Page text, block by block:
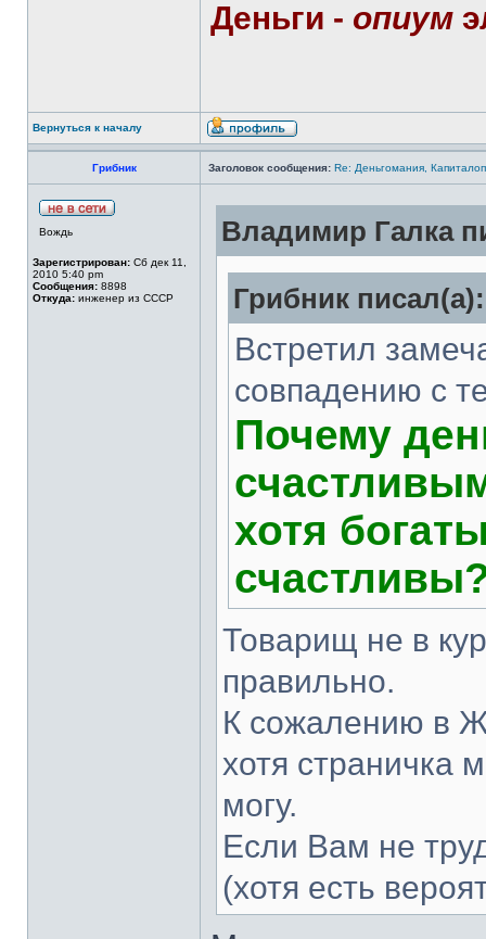
Деньги - опиум
Вернуться к началу
Грибник Заголовок сообщения: Re: Деньгомания,
Вождь
Зарегистрирован: Сб дек 11,
2010 5:40 pm
Сообщения: 8898
Откуда: инженер из СССР
Владимир Галка
Грибник писал(а):
Встретил
совпадению с
Почему
хотя
Товарищ не в
правильно.
К сожалению в
хотя страничка
могу.
Если Вам не
(хотя есть